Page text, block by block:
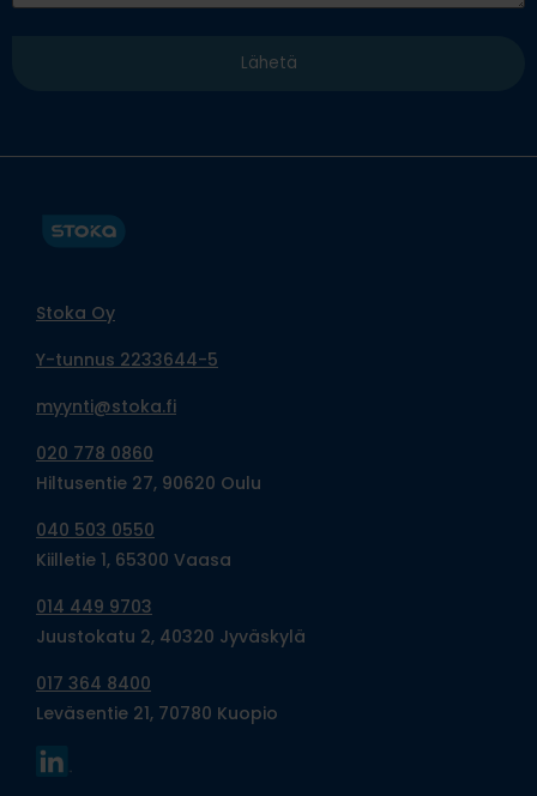
Stoka Oy
Y-tunnus 2233644-5
myynti@stoka.fi
020 778 0860
Hiltusentie 27, 90620 Oulu
040 503 0550
Kiilletie 1, 65300 Vaasa
014 449 9703
Juustokatu 2, 40320 Jyväskylä
017 364 8400
Leväsentie 21, 70780 Kuopio